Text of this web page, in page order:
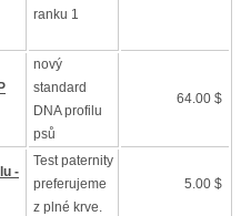
ranku 1
nový
standard
DNA profilu
psů
64.00 $
-
Test paternity
preferujeme
z plné krve.
5.00 $